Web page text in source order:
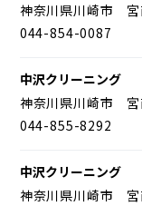
神奈川県川崎市 宮
044-854-0087
中沢クリーニング
神奈川県川崎市 宮
044-855-8292
中沢クリーニング
神奈川県川崎市 宮